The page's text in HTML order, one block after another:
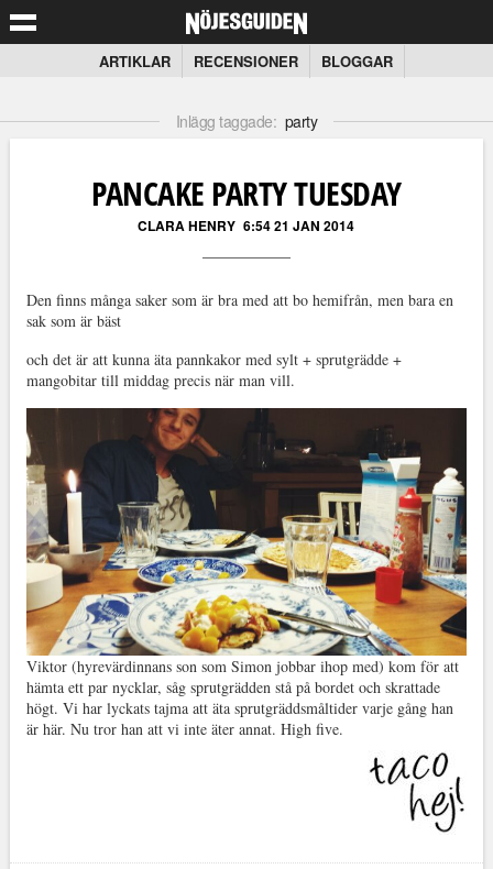
ARTIKLAR RECENSIONER BLOGGAR
Inlägg taggade: party
PANCAKE PARTY TUESDAY
CLARA HENRY 6:54 21 JAN 2014
Den finns många saker som är bra med att bo hemifrån, men bara en
sak som är bäst
och det är att kunna äta pannkakor med sylt + sprutgrädde +
mangobitar till middag precis när man vill.
Viktor (hyrevärdinnans son som Simon jobbar ihop med) kom för att
hämta ett par nycklar, såg sprutgrädden stå på bordet och skrattade
högt. Vi har lyckats tajma att äta sprutgräddsmåltider varje gång han
är här. Nu tror han att vi inte äter annat. High five.